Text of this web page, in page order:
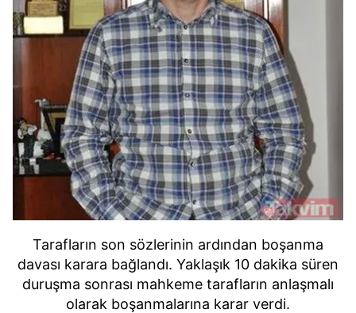
6698 sayılı Kişisel Verilerin Korunması Kanunu uyarınca
hazırlanmış Aydınlatma Metnimizi okumak ve sitemizde
ilgili mevzuata uygun olarak kullanılan çerezlerle ilgili bilgi
almak için lütfentıklayınız.
Tarafların son sözlerinin ardından boşanma
davası karara bağlandı. Yaklaşık 10 dakika süren
duruşma sonrası mahkeme tarafların anlaşmalı
olarak boşanmalarına karar verdi.